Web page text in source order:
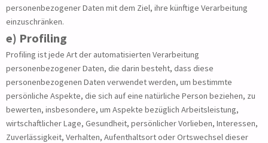
personenbezogener Daten mit dem Ziel, ihre künftige Verarbeitung
einzuschränken.
e) Profiling
Profiling ist jede Art der automatisierten Verarbeitung
personenbezogener Daten, die darin besteht, dass diese
personenbezogenen Daten verwendet werden, um bestimmte
persönliche Aspekte, die sich auf eine natürliche Person beziehen, zu
bewerten, insbesondere, um Aspekte bezüglich Arbeitsleistung,
wirtschaftlicher Lage, Gesundheit, persönlicher Vorlieben, Interessen,
Zuverlässigkeit, Verhalten, Aufenthaltsort oder Ortswechsel dieser